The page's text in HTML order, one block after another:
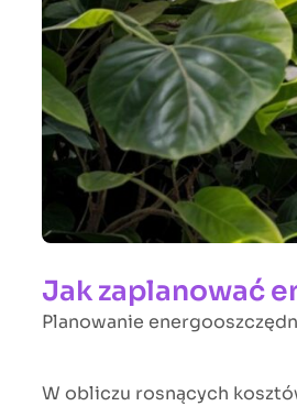
Jak zaplanować
Planowanie
W obliczu rosnących